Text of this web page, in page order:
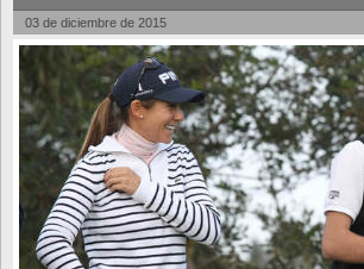
03 de diciembre de 2015